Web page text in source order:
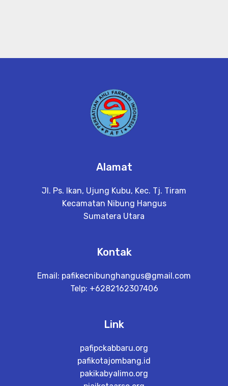
Alamat
Jl. Ps. Ikan, Ujung Kubu, Kec. Tj. Tiram
Kecamatan Nibung Hangus
Sumatera Utara
Kontak
Email: pafikecnibunghangus@gmail.com
Telp: +6282162307406
Link
pafipckabbaru.org
pafikotajombang.id
pakikabyalimo.org